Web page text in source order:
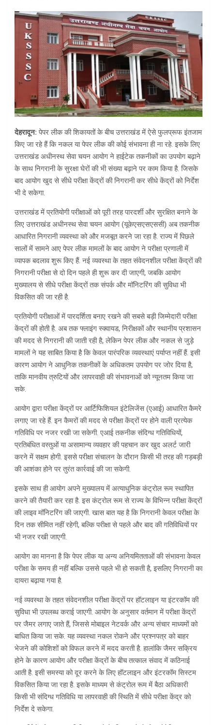
देहरादून: पेपर लीक की शिकायतों के बीच उत्तराखंड में ऐसे फुलप्रूफ इंतजाम
किए जा रहे हैं कि नकल या पेपर लीक की कोई संभावना ही ना रहे. इसके लिए
उत्तराखंड अधीनस्थ सेवा चयन आयोग ने हाईटेक तकनीकों का उपयोग बढ़ाने
के साथ निगरानी के सुरक्षा घेरों की भी संख्या बढ़ाने पर काम किया है. जिसके
बाद आयोग खुद से सीधे परीक्षा केंद्रों की निगरानी कर सीधे केंद्रों को निर्देश
भी दे सकेगा.
उत्तराखंड में प्रतियोगी परीक्षाओं को पूरी तरह पारदर्शी और सुरक्षित बनाने के
लिए उत्तराखंड अधीनस्थ सेवा चयन आयोग (यूकेएसएसएससी) अब तकनीक
आधारित निगरानी व्यवस्था को और मजबूत करने जा रहा है. राज्य में पिछले
सालों में सामने आए पेपर लीक मामलों के बाद आयोग ने परीक्षा प्रणाली में
व्यापक बदलाव शुरू किए हैं. नई व्यवस्था के तहत संवेदनशील परीक्षा केंद्रों की
निगरानी परीक्षा से दो दिन पहले ही शुरू कर दी जाएगी, जबकि आयोग
मुख्यालय से सीधे परीक्षा केंद्रों तक संपर्क और मॉनिटरिंग की सुविधा भी
विकसित की जा रही है.
प्रतियोगी परीक्षाओं में पारदर्शिता बनाए रखने की सबसे बड़ी जिम्मेदारी परीक्षा
केंद्रों की होती है. अब तक फ्लाइंग स्क्वायड, निरीक्षकों और स्थानीय प्रशासन
की मदद से निगरानी की जाती रही है, लेकिन पेपर लीक और नकल से जुड़े
मामलों ने यह साबित किया है कि केवल पारंपरिक व्यवस्थाएं पर्याप्त नहीं हैं. इसी
कारण आयोग ने आधुनिक तकनीकों के अधिकतम उपयोग पर जोर दिया है,
ताकि मानवीय त्रुटियों और लापरवाही की संभावनाओं को न्यूनतम किया जा
सके.
आयोग द्वारा परीक्षा केंद्रों पर आर्टिफिशियल इंटेलिजेंस (एआई) आधारित कैमरे
लगाए जा रहे हैं. इन कैमरों की मदद से परीक्षा केंद्रों पर होने वाली प्रत्येक
गतिविधि पर नजर रखी जा सकेगी. एआई तकनीक संदिग्ध गतिविधियों,
प्रतिबंधित वस्तुओं या असामान्य व्यवहार की पहचान कर खुद अलर्ट जारी
करने में सक्षम होगी. इससे परीक्षा संचालन के दौरान किसी भी तरह की गड़बड़ी
की आशंका होने पर तुरंत कार्रवाई की जा सकेगी.
इसके साथ ही आयोग अपने मुख्यालय में अत्याधुनिक कंट्रोल रूम स्थापित
करने की तैयारी कर रहा है. इस कंट्रोल रूम से राज्य के विभिन्न परीक्षा केंद्रों
की लाइव मॉनिटरिंग की जाएगी. खास बात यह है कि निगरानी केवल परीक्षा के
दिन तक सीमित नहीं रहेगी, बल्कि परीक्षा से पहले और बाद की गतिविधियों पर
भी नजर रखी जाएगी.
आयोग का मानना है कि पेपर लीक या अन्य अनियमितताओं की संभावना केवल
परीक्षा के समय ही नहीं बल्कि उससे पहले भी हो सकती है, इसलिए निगरानी का
दायरा बढ़ाया गया है.
नई व्यवस्था के तहत संवेदनशील परीक्षा केंद्रों पर हॉटलाइन या इंटरकॉम की
सुविधा भी उपलब्ध कराई जाएगी. आयोग के अनुसार वर्तमान में परीक्षा केंद्रों
पर जैमर लगाए जाते हैं, जिससे मोबाइल नेटवर्क और अन्य संचार माध्यमों को
बाधित किया जा सके. यह व्यवस्था नकल रोकने और प्रश्नपत्र को बाहर
भेजने की कोशिशों को विफल करने में मदद करती है. हालांकि जैमर सक्रिय
होने के कारण आयोग और परीक्षा केंद्रों के बीच तत्काल संवाद में कठिनाई
आती है. इसी समस्या को दूर करने के लिए हॉटलाइन और इंटरकॉम सिस्टम
विकसित किया जा रहा है. इसके माध्यम से कंट्रोल रूम में बैठा अधिकारी
किसी भी संदिग्ध गतिविधि या लापरवाही की स्थिति में सीधे परीक्षा केंद्र को
निर्देश दे सकेगा.